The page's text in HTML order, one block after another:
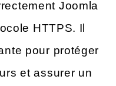
Joomla
HTTPS. Il
pour protéger
et assurer un